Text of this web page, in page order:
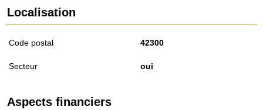
Localisation
Code postal 42300
Secteur oui
Aspects financiers